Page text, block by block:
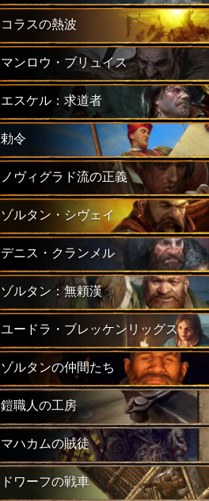
コラスの熱波
マンロウ・ブリュイス
エスケル：求道者
勅令
ノヴィグラド流の正義
ゾルタン・シヴェイ
デニス・クランメル
ゾルタン：無頼漢
ユードラ・ブレッケンリッグス
ゾルタンの仲間たち
鎧職人の工房
マハカムの賊徒
ドワーフの戦車